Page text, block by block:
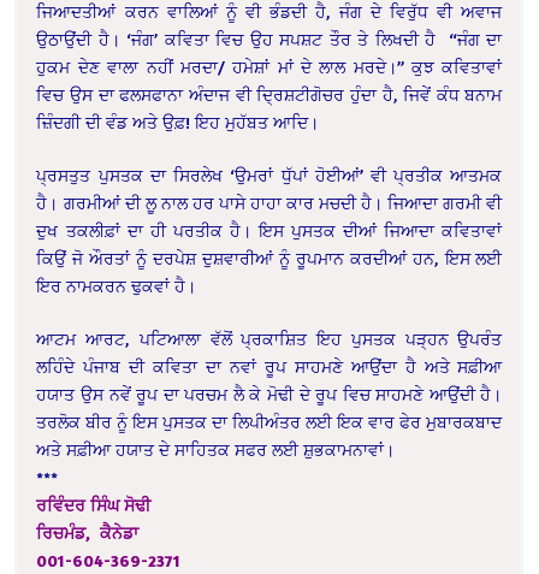
ਜਿਆਦਤੀਆਂ ਕਰਨ ਵਾਲਿਆਂ ਨੂੰ ਵੀ ਭੰਡਦੀ ਹੈ, ਜੰਗ ਦੇ ਵਿਰੁੱਧ ਵੀ ਅਵਾਜ
ਉਠਾਉਂਦੀ ਹੈ। ‘ਜੰਗ’ ਕਵਿਤਾ ਵਿਚ ਉਹ ਸਪਸ਼ਟ ਤੌਰ ਤੇ ਲਿਖਦੀ ਹੈ “ਜੰਗ ਦਾ
ਹੁਕਮ ਦੇਣ ਵਾਲਾ ਨਹੀਂ ਮਰਦਾ/ ਹਮੇਸ਼ਾਂ ਮਾਂ ਦੇ ਲਾਲ ਮਰਦੇ।” ਕੁਝ ਕਵਿਤਾਵਾਂ
ਵਿਚ ਉਸ ਦਾ ਫਲਸਫਾਨਾ ਅੰਦਾਜ ਵੀ ਦ੍ਰਿਸ਼ਟੀਗੋਚਰ ਹੁੰਦਾ ਹੈ, ਜਿਵੇਂ ਕੰਧ ਬਨਾਮ
ਜ਼ਿੰਦਗੀ ਦੀ ਵੰਡ ਅਤੇ ਉਫ਼! ਇਹ ਮੁਹੱਬਤ ਆਦਿ।
ਪ੍ਰਸਤੁਤ ਪੁਸਤਕ ਦਾ ਸਿਰਲੇਖ ‘ਉਮਰਾਂ ਧੁੱਪਾਂ ਹੋਈਆਂ’ ਵੀ ਪ੍ਰਤੀਕ ਆਤਮਕ
ਹੈ। ਗਰਮੀਆਂ ਦੀ ਲੂ ਨਾਲ ਹਰ ਪਾਸੇ ਹਾਹਾ ਕਾਰ ਮਚਦੀ ਹੈ। ਜਿਆਦਾ ਗਰਮੀ ਵੀ
ਦੁਖ ਤਕਲੀਫ਼ਾਂ ਦਾ ਹੀ ਪਰਤੀਕ ਹੈ। ਇਸ ਪੁਸਤਕ ਦੀਆਂ ਜਿਆਦਾ ਕਵਿਤਾਵਾਂ
ਕਿਉਂ ਜੋ ਔਰਤਾਂ ਨੂੰ ਦਰਪੇਸ਼ ਦੁਸ਼ਵਾਰੀਆਂ ਨੂੰ ਰੂਪਮਾਨ ਕਰਦੀਆਂ ਹਨ, ਇਸ ਲਈ
ਇਰ ਨਾਮਕਰਨ ਢੁਕਵਾਂ ਹੈ।
ਆਟਮ ਆਰਟ, ਪਟਿਆਲਾ ਵੱਲੋਂ ਪ੍ਰਕਾਸ਼ਿਤ ਇਹ ਪੁਸਤਕ ਪੜ੍ਹਨ ਉਪਰੰਤ
ਲਹਿੰਦੇ ਪੰਜਾਬ ਦੀ ਕਵਿਤਾ ਦਾ ਨਵਾਂ ਰੂਪ ਸਾਹਮਣੇ ਆਉਂਦਾ ਹੈ ਅਤੇ ਸਫ਼ੀਆ
ਹਯਾਤ ਉਸ ਨਵੇਂ ਰੂਪ ਦਾ ਪਰਚਮ ਲੈ ਕੇ ਮੋਢੀ ਦੇ ਰੂਪ ਵਿਚ ਸਾਹਮਣੇ ਆਉਂਦੀ ਹੈ।
ਤਰਲੋਕ ਬੀਰ ਨੂੰ ਇਸ ਪੁਸਤਕ ਦਾ ਲਿਪੀਅੰਤਰ ਲਈ ਇਕ ਵਾਰ ਫੇਰ ਮੁਬਾਰਕਬਾਦ
ਅਤੇ ਸਫ਼ੀਆ ਹਯਾਤ ਦੇ ਸਾਹਿਤਕ ਸਫਰ ਲਈ ਸ਼ੁਭਕਾਮਨਾਵਾਂ।
***
ਰਵਿੰਦਰ ਸਿੰਘ ਸੋਢੀ
ਰਿਚਮੰਡ, ਕੈਨੇਡਾ
001-604-369-2371